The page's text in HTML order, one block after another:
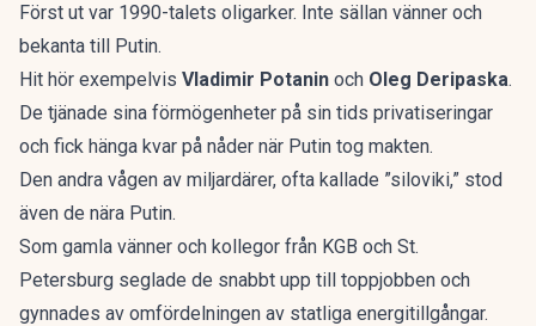
Först ut var 1990-talets oligarker. Inte sällan vänner och
bekanta till Putin.
Hit hör exempelvis Vladimir Potanin och Oleg Deripaska.
De tjänade sina förmögenheter på sin tids privatiseringar
och fick hänga kvar på nåder när Putin tog makten.
Den andra vågen av miljardärer, ofta kallade ”siloviki,” stod
även de nära Putin.
Som gamla vänner och kollegor från KGB och St.
Petersburg seglade de snabbt upp till toppjobben och
gynnades av omfördelningen av statliga energitillgångar.